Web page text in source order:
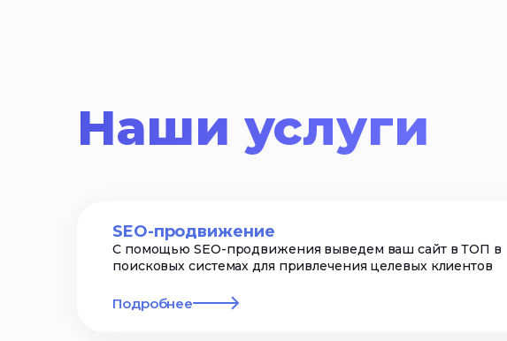
Наши услуги
SEO-продвижение
С помощью SEO-продвижения выведем ваш сайт в ТОП в
поисковых системах для привлечения целевых клиентов
Подробнее